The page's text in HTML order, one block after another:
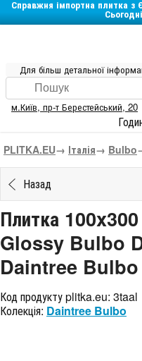
Справжня імпортна плитка з
Для більш детальної
м.Київ, пр-т Берестейський, 20
PLITKA.EU→ Італія→ Bulbo
Назад
Плитка
Glossy Bulbo
Daintree Bulbo
Код продукту plitka.eu: 3taal
Колекція: Daintree Bulbo